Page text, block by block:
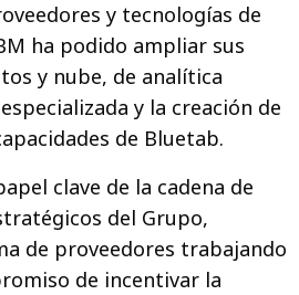
y tecnologías de
ha podido ampliar sus
y nube, de analítica
y la creación de
de Bluetab.
clave de la cadena de
del Grupo,
de proveedores trabajando
de incentivar la